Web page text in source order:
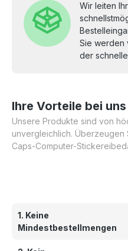
Wir leiten
Sie werden
der
Ihre Vorteile bei uns
Unsere Produkte sind von
unvergleichlich. Überzeugen
Caps-Computer-
1. Keine
Mindestbestellmengen